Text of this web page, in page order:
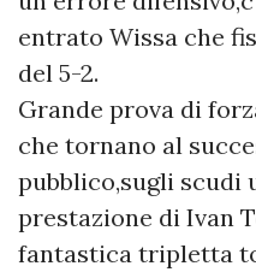
entrato Wissa che
del 5-2.
Grande prova di
che tornano al
pubblico,sugli scudi
prestazione di Ivan
fantastica tripletta